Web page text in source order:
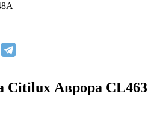
Citilux Аврора